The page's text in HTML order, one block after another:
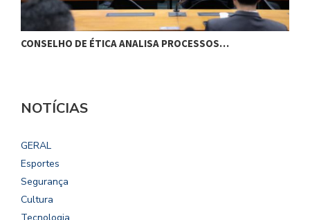
CONSELHO DE ÉTICA ANALISA PROCESSOS…
NOTÍCIAS
GERAL
Esportes
Segurança
Cultura